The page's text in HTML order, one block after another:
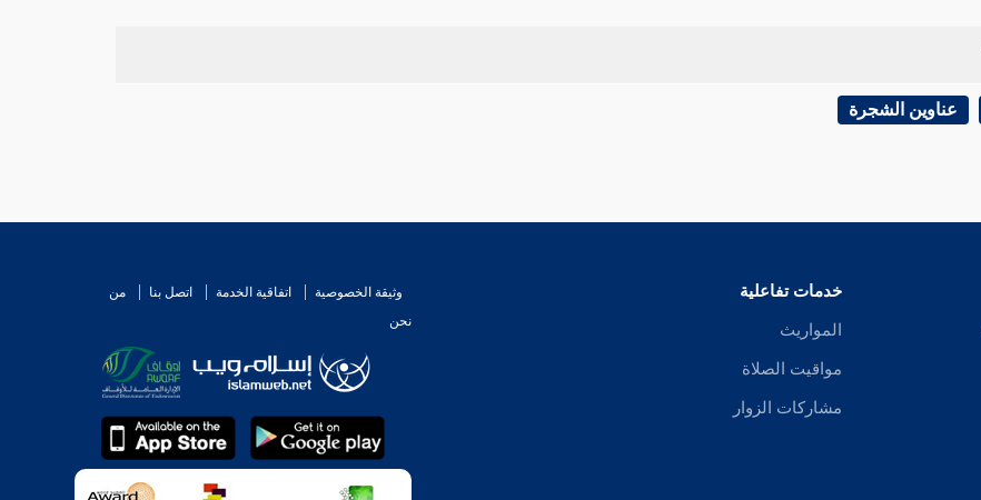
عناوين الشجرة
خدمات تفاعلية
المواريث
مواقيت الصلاة
مشاركات الزوار
وثيقة الخصوصية اتفاقية الخدمة اتصل بنا
من
نحن